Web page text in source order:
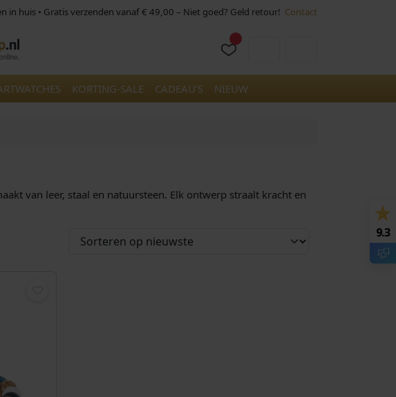
in huis • Gratis verzenden vanaf € 49,00 – Niet goed? Geld retour! Contact
KORTING-SALE CADEAU’S NIEUW
van leer, staal en natuursteen. Elk ontwerp straalt kracht en
9.3